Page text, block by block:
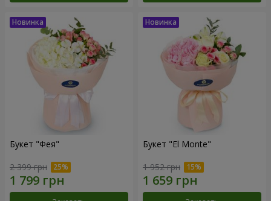
Букет "Фея"
2 399 грн
Букет "El Monte"
1 952 грн